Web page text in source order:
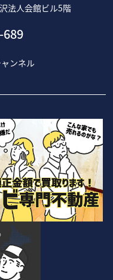
法人会館ビル5階
689
ンネル